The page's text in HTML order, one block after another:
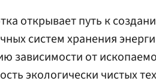
открывает путь к
систем хранения
зависимости от
экологически чистых